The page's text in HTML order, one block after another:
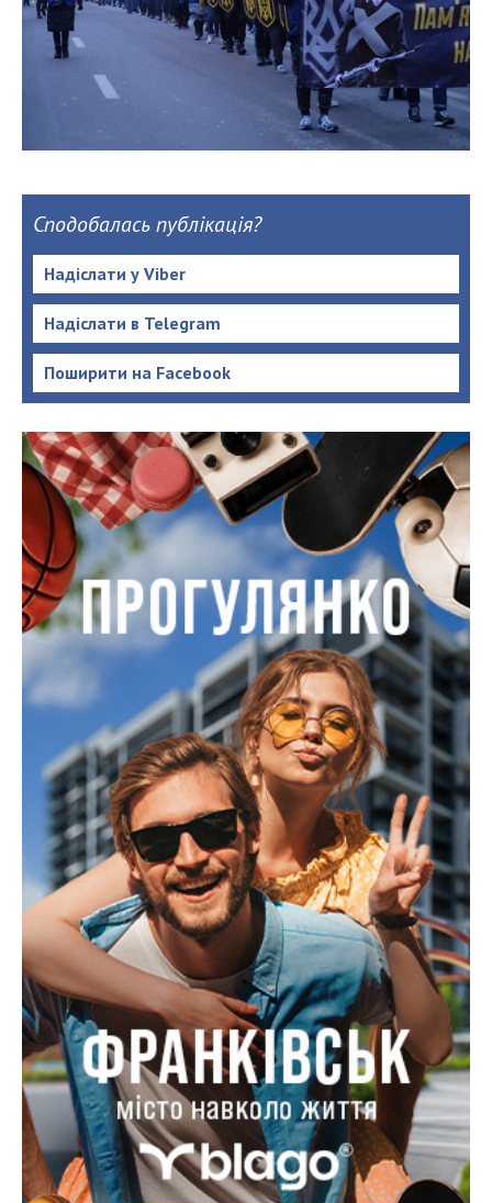
Сподобалась публікація?
Надіслати у Viber
Надіслати в Telegram
Поширити на Facebook